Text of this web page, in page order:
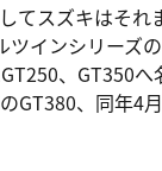
てスズキはそれ
インシリーズ
、GT350
GT380、同年4